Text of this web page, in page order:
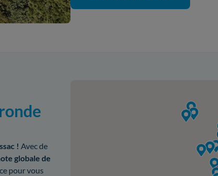
! Avec de
globale de
pour vous